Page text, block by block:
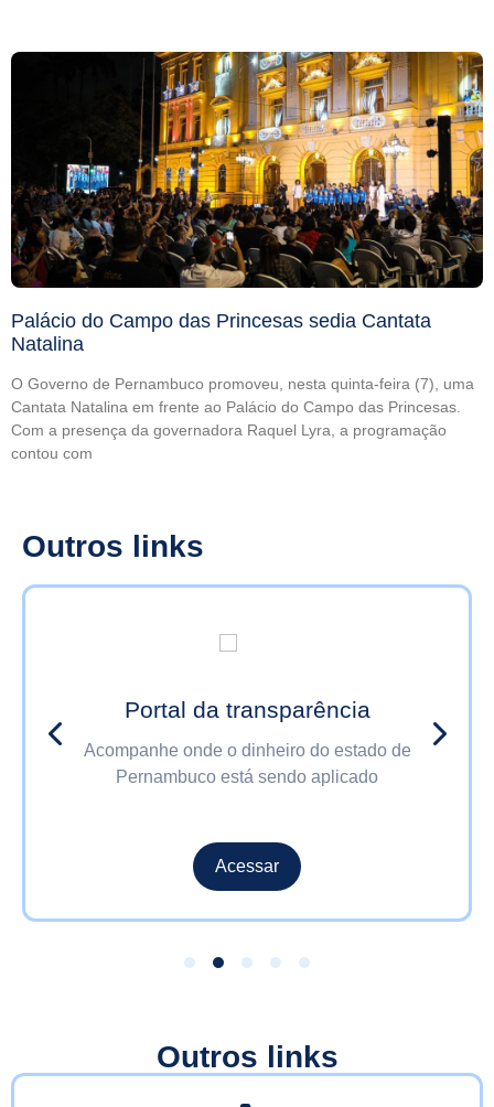
Palácio do Campo das Princesas sedia Cantata
Natalina
O Governo de Pernambuco promoveu, nesta quinta-feira (7), uma
Cantata Natalina em frente ao Palácio do Campo das Princesas.
Com a presença da governadora Raquel Lyra, a programação
contou com
Outros links
Portal da transparência
Acompanhe onde o dinheiro do estado de
Pernambuco está sendo aplicado
Acessar
Outros links